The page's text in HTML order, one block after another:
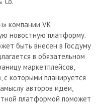
компании VK
новостную платформу.
быть внесен в Госдуму
в обязательном
маркетплейсов,
с которыми планируется
авторов идеи,
платформой поможет